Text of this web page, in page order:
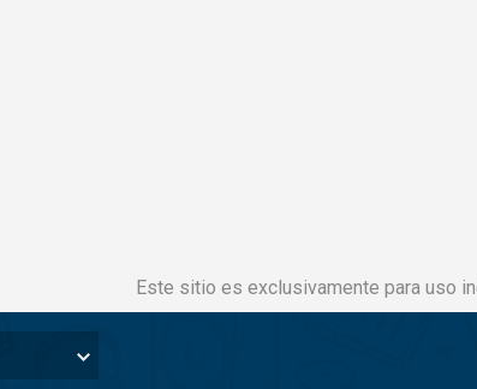
Este sitio es exclusivamente para uso